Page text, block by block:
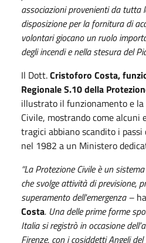
associazioni provenienti da tutta
disposizione per la fornitura di
volontari giocano un ruolo
degli incendi e nella stesura del
Il Dott.Cristoforo Costa,
Regionale S.10 della
illustrato il funzionamento e
Civile, mostrando come alcuni
tragici abbiano scandito i
nel 1982 a un Ministero
“La Protezione Civile è un
che svolge attività di previsione,
superamento dell'emergenza –
Costa. Una delle prime forme
Italia si registrò in occasione
Firenze, con i cosiddetti Angeli